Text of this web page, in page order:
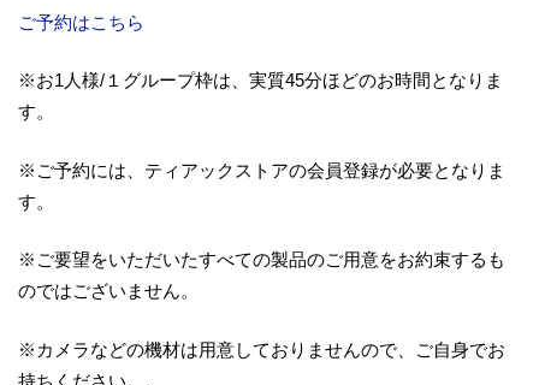
ご予約はこちら
※お1人様/１グループ枠は、実質45分ほどのお時間となりま
す。
※ご予約には、ティアックストアの会員登録が必要となりま
す。
※ご要望をいただいたすべての製品のご用意をお約束するも
のではございません。
※カメラなどの機材は用意しておりませんので、ご自身でお
持ちください。。